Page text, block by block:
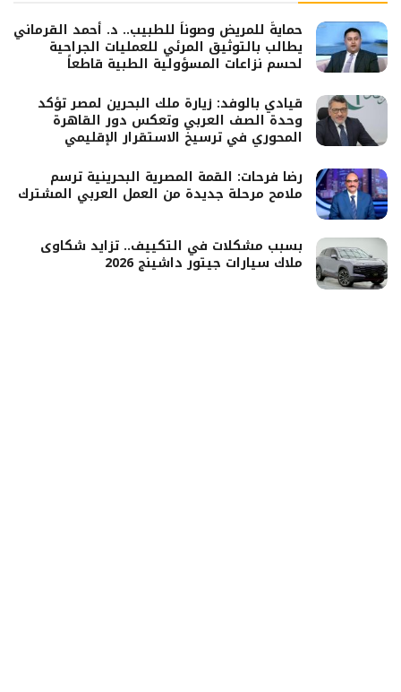
حمايةً للمريض وصوناً للطبيب.. د. أحمد القرماني
يطالب بالتوثيق المرئي للعمليات الجراحية
لحسم نزاعات المسؤولية الطبية قاطعاً
قيادي بالوفد: زيارة ملك البحرين لمصر تؤكد
وحدة الصف العربي وتعكس دور القاهرة
المحوري في ترسيخ الاستقرار الإقليمي
رضا فرحات: القمة المصرية البحرينية ترسم
ملامح مرحلة جديدة من العمل العربي المشترك
بسبب مشكلات في التكييف.. تزايد شكاوى
ملاك سيارات جيتور داشينج 2026